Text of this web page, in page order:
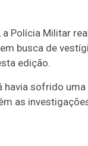
Polícia Militar
busca de
edição.
havia sofrido
as